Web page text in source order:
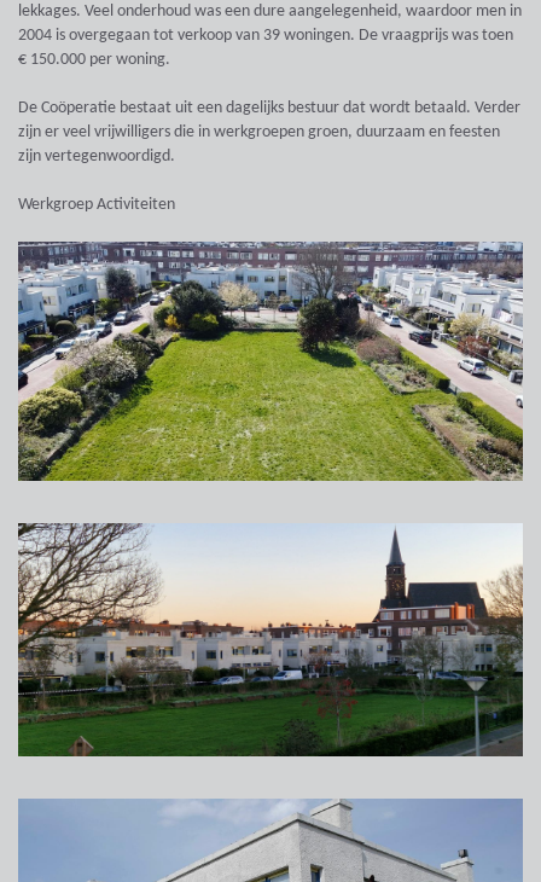
lekkages. Veel onderhoud was een dure aangelegenheid, waardoor men in
2004 is overgegaan tot verkoop van 39 woningen. De vraagprijs was toen
€ 150.000 per woning.
De Coöperatie bestaat uit een dagelijks bestuur dat wordt betaald. Verder
zijn er veel vrijwilligers die in werkgroepen groen, duurzaam en feesten
zijn vertegenwoordigd.
Werkgroep Activiteiten